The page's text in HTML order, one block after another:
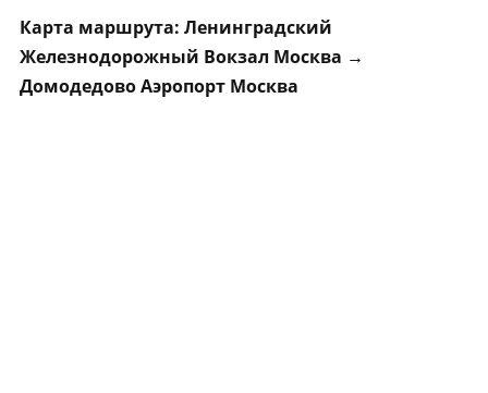
Карта маршрута: Ленинградский
Железнодорожный Вокзал Москва →
Домодедово Аэропорт Москва